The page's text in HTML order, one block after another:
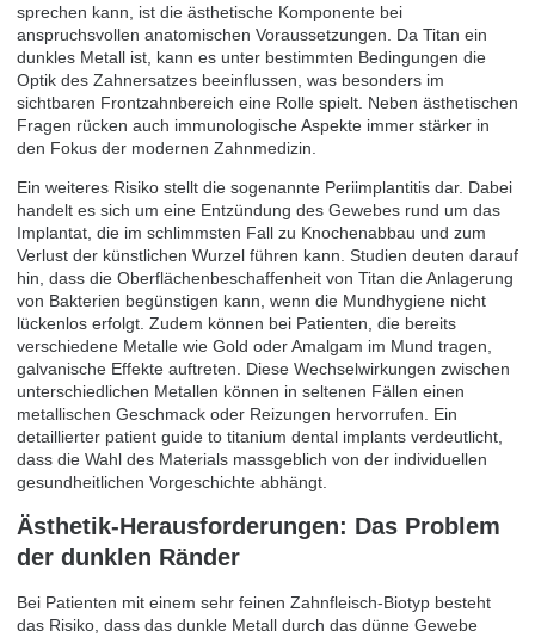
sprechen kann, ist die ästhetische Komponente bei
anspruchsvollen anatomischen Voraussetzungen. Da Titan ein
dunkles Metall ist, kann es unter bestimmten Bedingungen die
Optik des Zahnersatzes beeinflussen, was besonders im
sichtbaren Frontzahnbereich eine Rolle spielt. Neben ästhetischen
Fragen rücken auch immunologische Aspekte immer stärker in
den Fokus der modernen Zahnmedizin.
Ein weiteres Risiko stellt die sogenannte Periimplantitis dar. Dabei
handelt es sich um eine Entzündung des Gewebes rund um das
Implantat, die im schlimmsten Fall zu Knochenabbau und zum
Verlust der künstlichen Wurzel führen kann. Studien deuten darauf
hin, dass die Oberflächenbeschaffenheit von Titan die Anlagerung
von Bakterien begünstigen kann, wenn die Mundhygiene nicht
lückenlos erfolgt. Zudem können bei Patienten, die bereits
verschiedene Metalle wie Gold oder Amalgam im Mund tragen,
galvanische Effekte auftreten. Diese Wechselwirkungen zwischen
unterschiedlichen Metallen können in seltenen Fällen einen
metallischen Geschmack oder Reizungen hervorrufen. Ein
detaillierter patient guide to titanium dental implants verdeutlicht,
dass die Wahl des Materials massgeblich von der individuellen
gesundheitlichen Vorgeschichte abhängt.
Ästhetik-Herausforderungen: Das Problem
der dunklen Ränder
Bei Patienten mit einem sehr feinen Zahnfleisch-Biotyp besteht
das Risiko, dass das dunkle Metall durch das dünne Gewebe